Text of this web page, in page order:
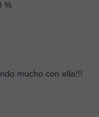
%
mucho con ella!!!